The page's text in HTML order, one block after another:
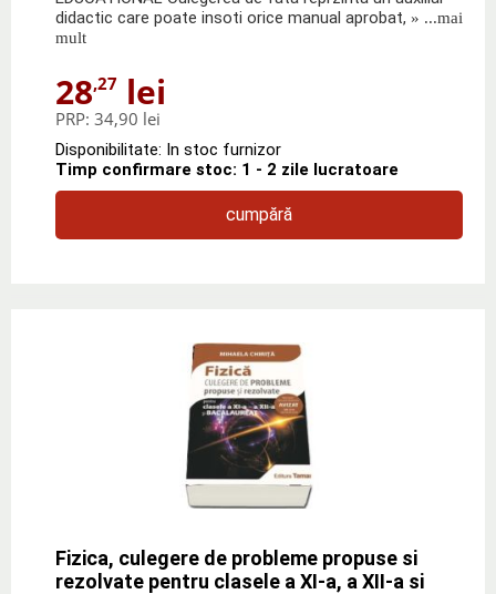
didactic care poate insoti orice manual aprobat, » ...mai
mult
28,27 lei
PRP: 34,90 lei
Disponibilitate: In stoc furnizor
Timp confirmare stoc: 1 - 2 zile lucratoare
cumpără
Fizica, culegere de probleme propuse si
rezolvate pentru clasele a XI-a, a XII-a si